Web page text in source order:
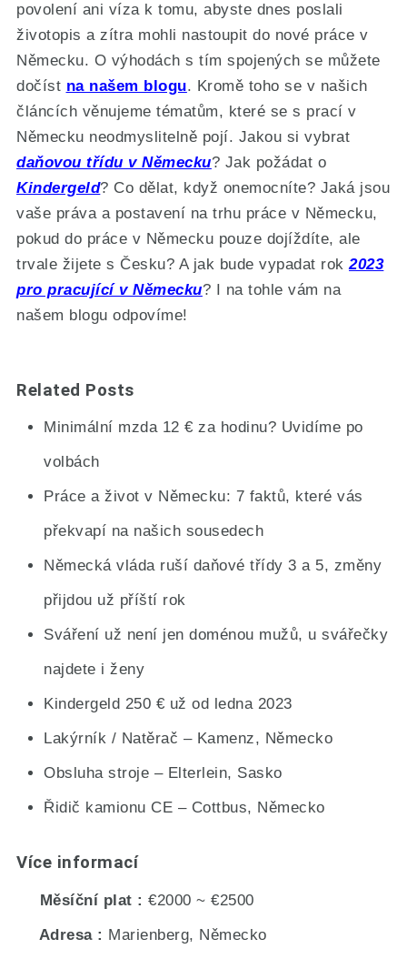
povolení ani víza k tomu, abyste dnes poslali
životopis a zítra mohli nastoupit do nové práce v
Německu. O výhodách s tím spojených se můžete
dočíst na našem blogu. Kromě toho se v našich
článcích věnujeme tématům, které se s prací v
Německu neodmyslitelně pojí. Jakou si vybrat
daňovou třídu v Německu? Jak požádat o
Kindergeld? Co dělat, když onemocníte? Jaká jsou
vaše práva a postavení na trhu práce v Německu,
pokud do práce v Německu pouze dojíždíte, ale
trvale žijete s Česku? A jak bude vypadat rok2023
pro pracující v Německu? I na tohle vám na
našem blogu odpovíme!
Related Posts
Minimální mzda 12 € za hodinu? Uvidíme po
volbách
Práce a život v Německu: 7 faktů, které vás
překvapí na našich sousedech
Německá vláda ruší daňové třídy 3 a 5, změny
přijdou už příští rok
Sváření už není jen doménou mužů, u svářečky
najdete i ženy
Kindergeld 250 € už od ledna 2023
Lakýrník / Natěrač – Kamenz, Německo
Obsluha stroje – Elterlein, Sasko
Řidič kamionu CE – Cottbus, Německo
Více informací
Měsíční plat
€2000 ~ €2500
Adresa
Marienberg, Německo